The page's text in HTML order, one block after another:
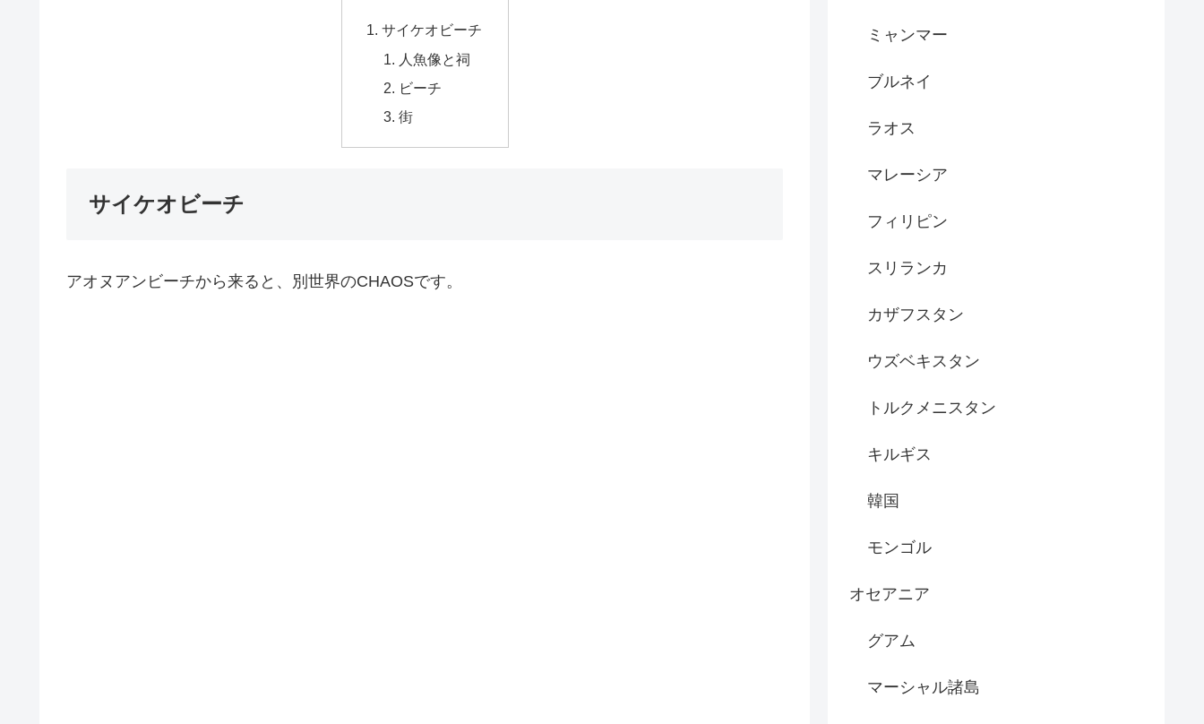
サイケオビーチ
人魚像と祠
ビーチ
街
サイケオビーチ
アオヌアンビーチから来ると、別世界のCHAOSです。
ミャンマー
ブルネイ
ラオス
マレーシア
フィリピン
スリランカ
カザフスタン
ウズベキスタン
トルクメニスタン
キルギス
韓国
モンゴル
オセアニア
グアム
マーシャル諸島